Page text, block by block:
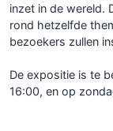
inzet in de wereld.
rond hetzelfde
bezoekers zullen
De expositie is te
16:00, en op